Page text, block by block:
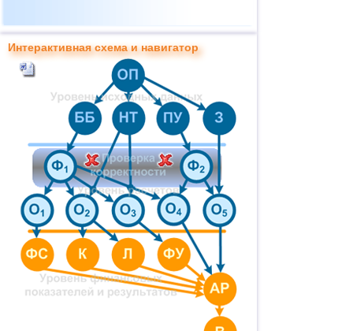
Интерактивная схема и навигатор